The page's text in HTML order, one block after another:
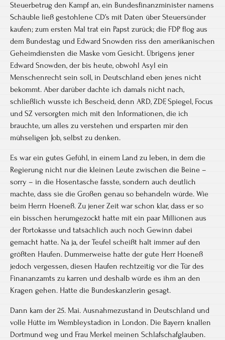
Steuerbetrug den Kampf an, ein Bundesfinanzminister namens
Schäuble ließ gestohlene CD’s mit Daten über Steuersünder
kaufen; zum ersten Mal trat ein Papst zurück; die FDP flog aus
dem Bundestag und Edward Snowden riss den amerikanischen
Geheimdiensten die Maske vom Gesicht. Übrigens jener
Edward Snowden, der bis heute, obwohl Asyl ein
Menschenrecht sein soll, in Deutschland eben jenes nicht
bekommt. Aber darüber dachte ich damals nicht nach,
schließlich wusste ich Bescheid, denn ARD, ZDF, Spiegel, Focus
und SZ versorgten mich mit den Informationen, die ich
brauchte, um alles zu verstehen und ersparten mir den
mühseligen Job, selbst zu denken.
Es war ein gutes Gefühl, in einem Land zu leben, in dem die
Regierung nicht nur die kleinen Leute zwischen die Beine –
sorry – in die Hosentasche fasste, sondern auch deutlich
machte, dass sie die Großen genau so behandeln würde. Wie
beim Herrn Hoeneß. Zu jener Zeit war schon klar, dass er so
ein bisschen herumgezockt hatte mit ein paar Millionen aus
der Portokasse und tatsächlich auch noch Gewinn dabei
gemacht hatte. Na ja, der Teufel scheißt halt immer auf den
größten Haufen. Dummerweise hatte der gute Herr Hoeneß
jedoch vergessen, diesen Haufen rechtzeitig vor die Tür des
Finananzamts zu karren und deshalb würde es ihm an den
Kragen gehen. Hatte die Bundeskanzlerin gesagt.
Dann kam der 25. Mai. Ausnahmezustand in Deutschland und
volle Hütte im Wembleystadion in London. Die Bayern knallen
Dortmund weg und Frau Merkel meinen Schlafschafglauben.